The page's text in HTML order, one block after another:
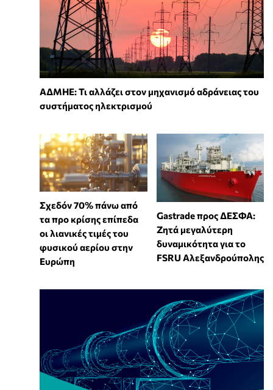
ΑΔΜΗΕ: Τι αλλάζει στον μηχανισμό αδράνειας του
συστήματος ηλεκτρισμού
Σχεδόν 70% πάνω από
τα προ κρίσης επίπεδα
οι λιανικές τιμές του
φυσικού αερίου στην
Ευρώπη
Gastrade προς ΔΕΣΦΑ:
Ζητά μεγαλύτερη
δυναμικότητα για το
FSRU Αλεξανδρούπολης